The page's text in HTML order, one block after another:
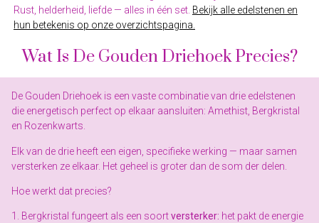
Rust, helderheid, liefde — alles in één set. Bekijk alle edelstenen en
hun betekenis op onze overzichtspagina.
Wat Is De Gouden Driehoek Precies?
De Gouden Driehoek is een vaste combinatie van drie edelstenen
die energetisch perfect op elkaar aansluiten: Amethist, Bergkristal
en Rozenkwarts.
Elk van de drie heeft een eigen, specifieke werking — maar samen
versterken ze elkaar. Het geheel is groter dan de som der delen.
Hoe werkt dat precies?
1. Bergkristal fungeert als een soortversterker: het pakt de energie